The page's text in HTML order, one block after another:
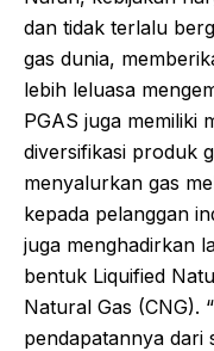
dan tidak terlalu
gas dunia,
lebih leluasa
PGAS juga memiliki
diversifikasi produk
menyalurkan gas
kepada pelanggan
juga menghadirkan
bentuk Liquified
Natural Gas (CNG).
pendapatannya dari